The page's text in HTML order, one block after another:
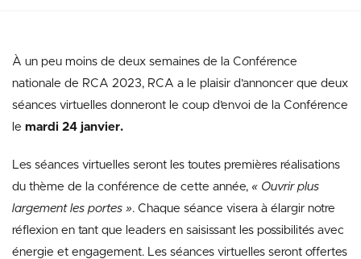
À un peu moins de deux semaines de la Conférence
nationale de RCA 2023, RCA a le plaisir d’annoncer que deux
séances virtuelles donneront le coup d’envoi de la Conférence
le mardi 24 janvier.
Les séances virtuelles seront les toutes premières réalisations
du thème de la conférence de cette année, « Ouvrir plus
largement les portes ». Chaque séance visera à élargir notre
réflexion en tant que leaders en saisissant les possibilités avec
énergie et engagement. Les séances virtuelles seront offertes